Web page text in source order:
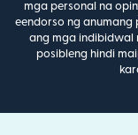
mga personal na
eendorso ng
ang mga indibidwal
posibleng hindi